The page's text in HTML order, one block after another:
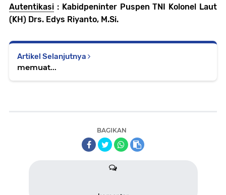
Autentikasi : Kabidpeninter Puspen TNI Kolonel Laut
(KH) Drs. Edys Riyanto, M.Si.
Artikel Selanjutnya
memuat...
BAGIKAN